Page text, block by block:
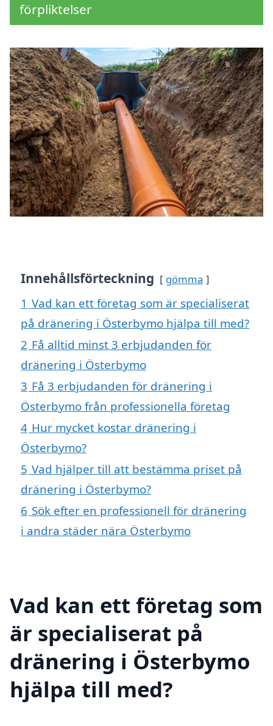
förpliktelser
Innehållsförteckning gömma
1 Vad kan ett företag som är specialiserat
på dränering i Österbymo hjälpa till med?
2 Få alltid minst 3 erbjudanden för
dränering i Österbymo
3 Få 3 erbjudanden för dränering i
Österbymo från professionella företag
4 Hur mycket kostar dränering i
Österbymo?
5 Vad hjälper till att bestämma priset på
dränering i Österbymo?
6 Sök efter en professionell för dränering
i andra städer nära Österbymo
Vad kan ett företag som
är specialiserat på
dränering i Österbymo
hjälpa till med?